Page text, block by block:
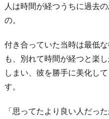
し
る
3.
辛
を
人は時間が経つうちに過去
の。
付き合っていた当時は最低
も、別れて時間が経つと楽
しまい、彼を勝手に美化し
す。
「思ってたより良い人だっ